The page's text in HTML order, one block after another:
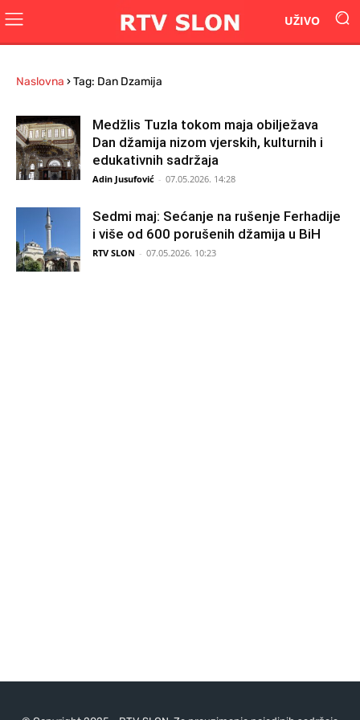
UŽIVO
Naslovna ›Tag: Dan Dzamija
Medžlis Tuzla tokom maja obilježava
Dan džamija nizom vjerskih, kulturnih i
edukativnih sadržaja
Adin Jusufović - 07.05.2026. 14:28
Sedmi maj: Sećanje na rušenje Ferhadije
i više od 600 porušenih džamija u BiH
RTV SLON - 07.05.2026. 10:23